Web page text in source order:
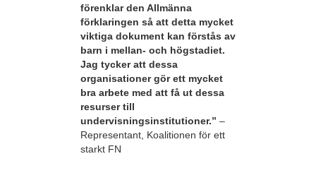
förenklar den Allmänna
förklaringen så att detta mycket
viktiga dokument kan förstås av
barn i mellan- och högstadiet.
Jag tycker att dessa
organisationer gör ett mycket
bra arbete med att få ut dessa
resurser till
undervisningsinstitutioner.” –
Representant, Koalitionen för ett
starkt FN